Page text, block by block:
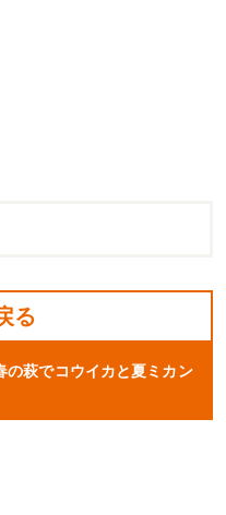
る
の萩でコウイカと夏ミカン